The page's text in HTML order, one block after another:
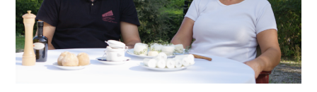
PROVENCE
CULTURAL
GUEST,
DOMAINE
VITICOLE,